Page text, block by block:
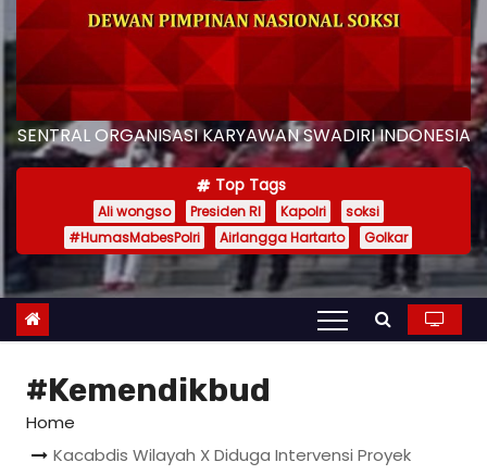
SENTRAL ORGANISASI KARYAWAN SWADIRI INDONESIA
Top Tags
Ali wongso Presiden RI Kapolri
soksi
#HumasMabesPolri
Airlangga Hartarto Golkar
#Kemendikbud
Home
Kacabdis Wilayah X Diduga Intervensi Proyek